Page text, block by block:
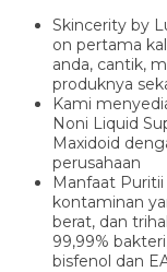
Skincerity by
on pertama
anda, cantik,
produknya
Kami
Noni Liquid
Maxidoid
perusahaan
Manfaat
kontaminan
berat, dan
99,99%
bisfenol dan